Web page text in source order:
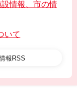
設情報、市の情
いて
報RSS